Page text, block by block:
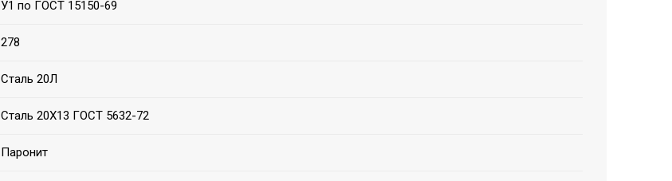
У1 по ГОСТ 15150-69
278
Сталь 20Л
Сталь 20Х13 ГОСТ 5632-72
Паронит